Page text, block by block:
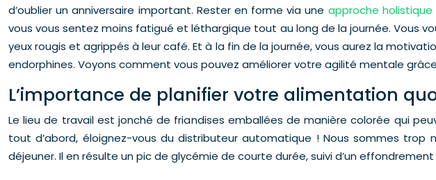
d’oublier un anniversaire important. Rester en forme via une approche
vous vous sentez moins fatigué et léthargique tout au long de la journée. Vous
yeux rougis et agrippés à leur café. Et à la fin de la journée, vous aurez la
endorphines. Voyons comment vous pouvez améliorer votre agilité mentale
L’importance de planifier votre alimentation
Le lieu de travail est jonché de friandises emballées de manière colorée qui
tout d’abord, éloignez-vous du distributeur automatique ! Nous sommes
déjeuner. Il en résulte un pic de glycémie de courte durée, suivi d’un